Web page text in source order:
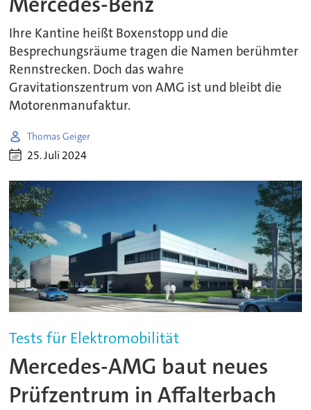
Ihre Kantine heißt Boxenstopp und die
Besprechungsräume tragen die Namen berühmter
Rennstrecken. Doch das wahre
Gravitationszentrum von AMG ist und bleibt die
Motorenmanufaktur.
Thomas Geiger
25. Juli 2024
Tests für Elektromobilität
Mercedes-AMG baut neues
Prüfzentrum in Affalterbach